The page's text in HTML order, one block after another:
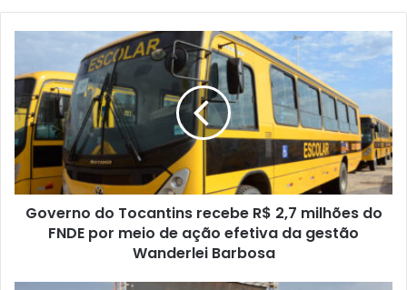
b
s
i
t
e
Governo do Tocantins recebe R$ 2,7 milhões do
FNDE por meio de ação efetiva da gestão
Wanderlei Barbosa